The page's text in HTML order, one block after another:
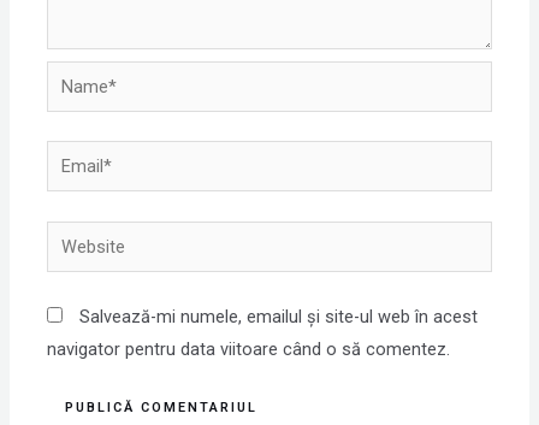
Name*
Email*
Website
Salvează-mi numele, emailul și site-ul web în acest
navigator pentru data viitoare când o să comentez.